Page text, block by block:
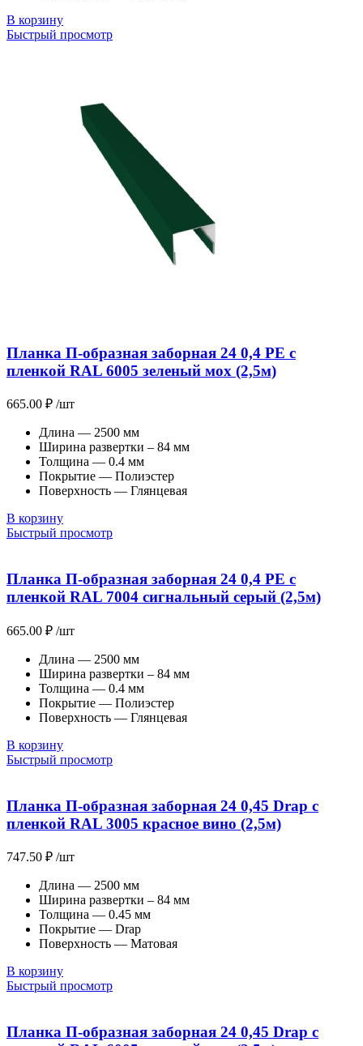
В корзину
Быстрый просмотр
Планка П-образная заборная 24 0,4 PE с
пленкой RAL 6005 зеленый мох (2,5м)
665.00 ₽ /шт
Длина — 2500 мм
Ширина развертки – 84 мм
Толщина — 0.4 мм
Покрытие — Полиэстер
Поверхность — Глянцевая
В корзину
Быстрый просмотр
Планка П-образная заборная 24 0,4 PE с
пленкой RAL 7004 сигнальный серый (2,5м)
665.00 ₽ /шт
Длина — 2500 мм
Ширина развертки – 84 мм
Толщина — 0.4 мм
Покрытие — Полиэстер
Поверхность — Глянцевая
В корзину
Быстрый просмотр
Планка П-образная заборная 24 0,45 Drap с
пленкой RAL 3005 красное вино (2,5м)
747.50 ₽ /шт
Длина — 2500 мм
Ширина развертки – 84 мм
Толщина — 0.45 мм
Покрытие — Drap
Поверхность — Матовая
В корзину
Быстрый просмотр
Планка П-образная заборная 24 0,45 Drap с